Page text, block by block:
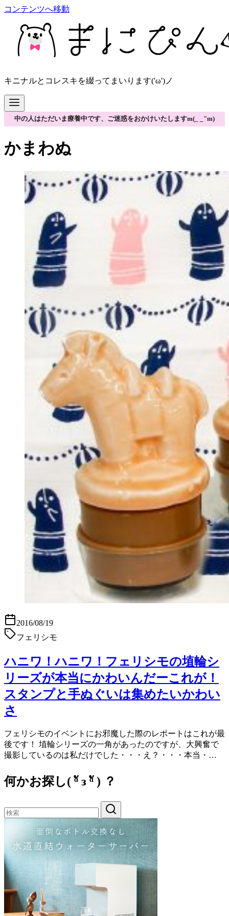
コンテンツへ移動
キニナルとコレスキを綴ってまいります('ω')ノ
中の人はただいま療養中です、ご迷惑をおかけいたしますm(_ _"m)
かまわぬ
2016/08/19
フェリシモ
ハニワ！ハニワ！フェリシモの埴輪シ
リーズが本当にかわいんだーこれが！
スタンプと手ぬぐいは集めたいかわい
さ
フェリシモのイベントにお邪魔した際のレポートはこれが最
後です！ 埴輪シリーズの一角があったのですが、大興奮で
撮影しているのは私だけでした・・・え？・・・本当・…
何かお探し( ᵅั ᴈ ᵅั ) ？